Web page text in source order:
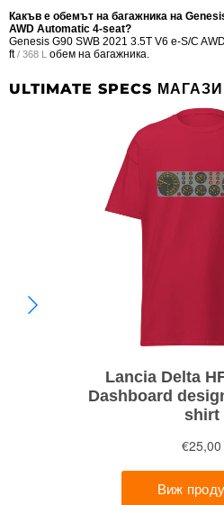
Какъв е обемът на багажника на
AWD Automatic 4-seat?
Genesis G90 SWB 2021 3.5T V6 e-S/C
ft / 368 L обем на багажника.
ULTIMATE SPECS